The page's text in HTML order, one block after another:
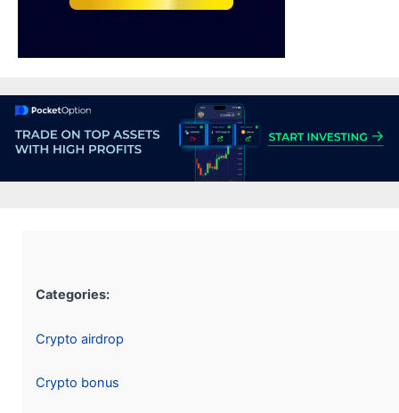
Categories:
Crypto airdrop
Crypto bonus